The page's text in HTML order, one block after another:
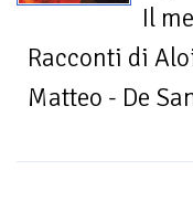
Il
Racconti di
Matteo - De